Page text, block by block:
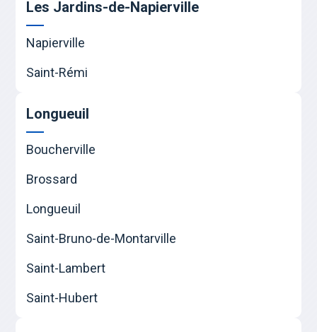
Les Jardins-de-Napierville
Napierville
Saint-Rémi
Longueuil
Boucherville
Brossard
Longueuil
Saint-Bruno-de-Montarville
Saint-Lambert
Saint-Hubert